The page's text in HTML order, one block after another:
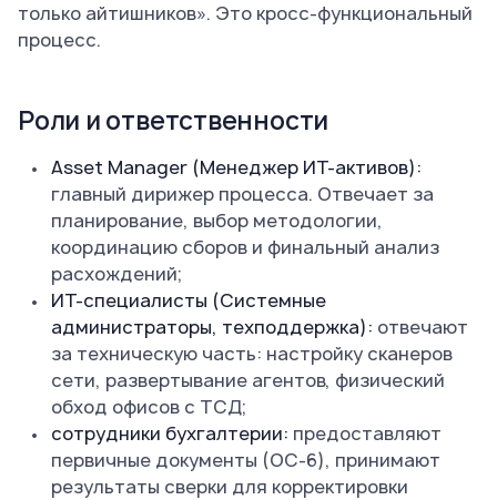
только айтишников». Это кросс-функциональный
процесс.
Роли и ответственности
Asset Manager (Менеджер ИТ-активов):
главный дирижер процесса. Отвечает за
планирование, выбор методологии,
координацию сборов и финальный анализ
расхождений;
ИТ-специалисты (Системные
администраторы, техподдержка): отвечают
за техническую часть: настройку сканеров
сети, развертывание агентов, физический
обход офисов с ТСД;
cотрудники бухгалтерии: предоставляют
первичные документы (ОС-6), принимают
результаты сверки для корректировки